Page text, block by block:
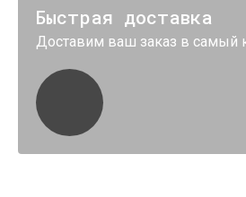
Быстрая доставка
Доставим ваш заказ в самый